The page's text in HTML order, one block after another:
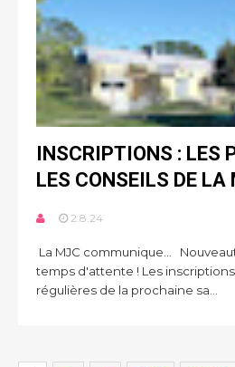
INSCRIPTIONS : LES
LES CONSEILS DE LA
2.8.24
La MJC communique...
temps d'attente ! Les
régulières de la prochaine sa...